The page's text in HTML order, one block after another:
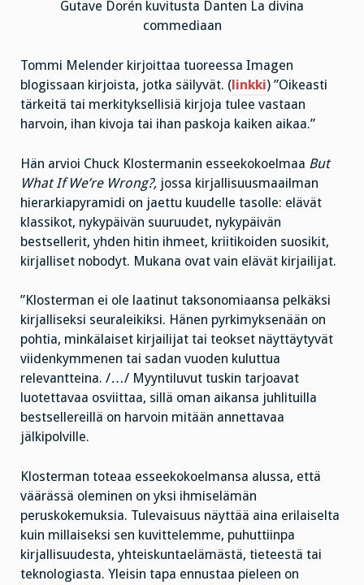
Gutave Dorén kuvitusta Danten La divina
commediaan
Tommi Melender kirjoittaa tuoreessa Imagen
blogissaan kirjoista, jotka säilyvät. (linkki) ”Oikeasti
tärkeitä tai merkityksellisiä kirjoja tulee vastaan
harvoin, ihan kivoja tai ihan paskoja kaiken aikaa.”
Hän arvioi Chuck Klostermanin esseekokoelmaa But
What If We’re Wrong?, jossa kirjallisuusmaailman
hierarkiapyramidi on jaettu kuudelle tasolle: elävät
klassikot, nykypäivän suuruudet, nykypäivän
bestsellerit, yhden hitin ihmeet, kriitikoiden suosikit,
kirjalliset nobodyt. Mukana ovat vain elävät kirjailijat.
”Klosterman ei ole laatinut taksonomiaansa pelkäksi
kirjalliseksi seuraleikiksi. Hänen pyrkimyksenään on
pohtia, minkälaiset kirjailijat tai teokset näyttäytyvät
viidenkymmenen tai sadan vuoden kuluttua
relevantteina. /…/ Myyntiluvut tuskin tarjoavat
luotettavaa osviittaa, sillä oman aikansa juhlituilla
bestsellereillä on harvoin mitään annettavaa
jälkipolville.
Klosterman toteaa esseekokoelmansa alussa, että
väärässä oleminen on yksi ihmiselämän
peruskokemuksia. Tulevaisuus näyttää aina erilaiselta
kuin millaiseksi sen kuvittelemme, puhuttiinpa
kirjallisuudesta, yhteiskuntaelämästä, tieteestä tai
teknologiasta. Yleisin tapa ennustaa pieleen on